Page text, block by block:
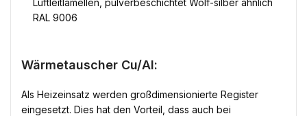
Luftleitlamellen, pulverbeschichtet Wolf-silber ähnlich
RAL 9006
Wärmetauscher Cu/Al:
Als Heizeinsatz werden großdimensionierte Register
eingesetzt. Dies hat den Vorteil, dass auch bei